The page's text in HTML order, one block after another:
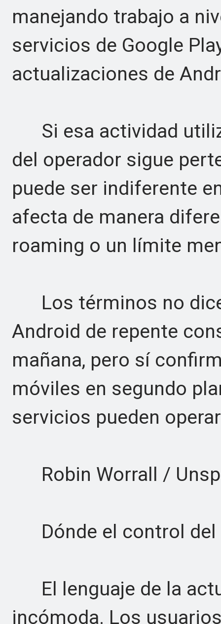
manejando trabajo a
servicios de Google
actualizaciones de
Si esa actividad
del operador sigue
puede ser indiferente
afecta de manera
roaming o un límite
Los términos no
Android de repente
mañana, pero sí
móviles en segundo
servicios pueden
Robin Worrall /
Dónde el control del
El lenguaje de la
incómoda. Los